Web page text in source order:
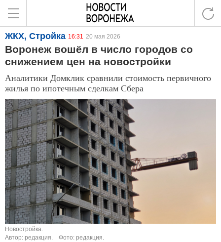
ЖКХ, Стройка 16:31 20 мая 2026
Воронеж вошёл в число городов со
снижением цен на новостройки
Аналитики Домклик сравнили стоимость первичного
жилья по ипотечным сделкам Сбера
Новостройка.
Автор: редакция.
Фото: редакция.